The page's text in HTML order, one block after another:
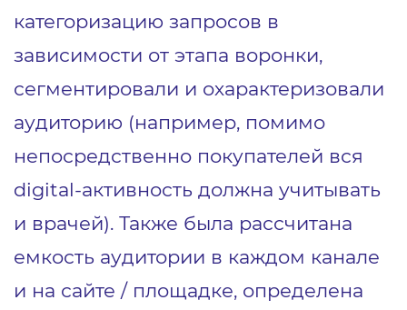
категоризацию запросов в
зависимости от этапа воронки,
сегментировали и охарактеризовали
аудиторию (например, помимо
непосредственно покупателей вся
digital-активность должна учитывать
и врачей). Также была рассчитана
емкость аудитории в каждом канале
и на сайте / площадке, определена